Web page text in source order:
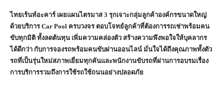
ไทยเร้นท์อะคาร์ เผยแผนไตรมาส3 รุกเจาะกลุ่มลูกค้าองค์กรขนาดใหญ่
ด้วยบริการ Car Pool ครบวงจร ตอบโจทย์ลูกค้าที่ต้องการรถเช่าพร้อมคน
ขับทุกมิติ ทั้งลดต้นทุน เพิ่มความคล่องตัว สร้างความพึงพอใจให้บุคลากร
ได้ดีกว่า กับการจองรถพร้อมคนขับผ่านออนไลน์ มั่นใจได้ถึงคุณภาพทั้งตัว
รถที่เป็นรุ่นใหม่สภาพเยี่ยมทุกคันและพนักงานขับรถที่ผ่านการอบรมเรื่อง
การบริการรวมถึงการใช้รถใช้ถนนอย่างปลอดภัย